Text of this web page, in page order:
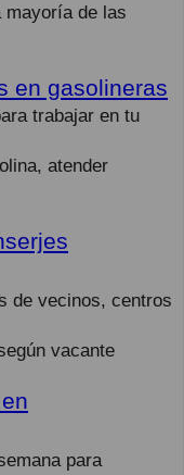
mayoría de las
en gasolineras
trabajar en tu
atender
de vecinos, centros
vacante
para